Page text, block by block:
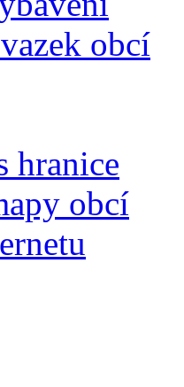
obcí
hranice
obcí